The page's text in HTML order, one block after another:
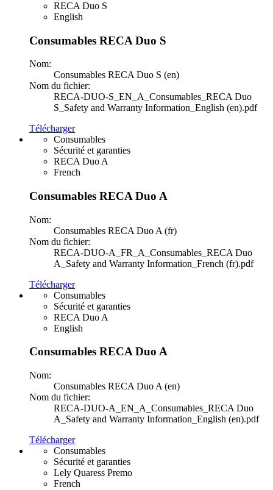
RECA Duo S
English
Consumables RECA Duo S
Nom:
Consumables RECA Duo S (en)
Nom du fichier:
RECA-DUO-S_EN_A_Consumables_RECA Duo
S_Safety and Warranty Information_English (en).pdf
Télécharger
Consumables
Sécurité et garanties
RECA Duo A
French
Consumables RECA Duo A
Nom:
Consumables RECA Duo A (fr)
Nom du fichier:
RECA-DUO-A_FR_A_Consumables_RECA Duo
A_Safety and Warranty Information_French (fr).pdf
Télécharger
Consumables
Sécurité et garanties
RECA Duo A
English
Consumables RECA Duo A
Nom:
Consumables RECA Duo A (en)
Nom du fichier:
RECA-DUO-A_EN_A_Consumables_RECA Duo
A_Safety and Warranty Information_English (en).pdf
Télécharger
Consumables
Sécurité et garanties
Lely Quaress Premo
French